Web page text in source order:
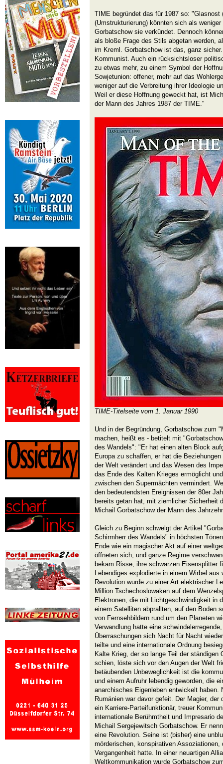
TIME begründet das für 1987 so: "Glasnost
(Umstrukturierung) könnten sich als
Gorbatschow sie verkündet. Dennoch
als bloße Frage des Stils abgetan werden,
im Kreml. Gorbatschow ist das, ganz
Kommunist. Auch ein rücksichtsloser
zu etwas mehr, zu einem Symbol der
Sowjetunion: offener, mehr auf das
weniger auf die Verbreitung ihrer Ideologie
Weil er diese Hoffnung geweckt hat, ist
der Mann des Jahres 1987 der TIME."
TIME-Titelseite vom 1. Januar 1990
Und in der Begründung, Gorbatschow zum
machen, heißt es - betitelt mit
des Wandels": "Er hat einen alten Block
Europa zu schaffen, er hat die
der Welt verändert und das Wesen des
das Ende des Kalten Krieges ermöglicht
zwischen den Supermächten vermindert.
den bedeutendsten Ereignissen der 80er
bereits getan hat, mit ziemlicher Sicherheit
Michail Gorbatschow der Mann des
Gleich zu Beginn schwelgt der Artikel
Schirmherr des Wandels" in höchsten
Ende wie ein magischer Akt auf einer
öffneten sich, und ganze Regime
bekam Risse, ihre schwarzen Eisensplitter
Lebendiges explodierte in einem Wirbel
Revolution wurde zu einer Art elektrischer
Million Tschechoslowaken auf dem
Elektronen, die mit Lichtgeschwindigkeit in
einem Satelliten abprallten, auf den Boden
von Fernsehbildern rund um den Planeten
Verwandlung hatte eine
Überraschungen sich Nacht für Nacht
teilte und eine internationale Ordnung
Kalte Krieg, der so lange Teil der ständigen
schien, löste sich vor den Augen der Welt
betäubenden Unbeweglichkeit ist die
und einem Aufruhr lebendig geworden, die
anarchisches Eigenleben entwickelt
Rumänien war davor gefeit. Der Magier,
ein Karriere-Parteifunktionär, treuer
internationale Berühmtheit und Impresario
Michail Sergejewitsch Gorbatschow. Er
eine Revolution. Seine ist (bisher) eine
mörderischen, konspirativen Assoziationen,
Vergangenheit hatte. In einer neuartigen
Weltkommunikation wurde Gorbatschow